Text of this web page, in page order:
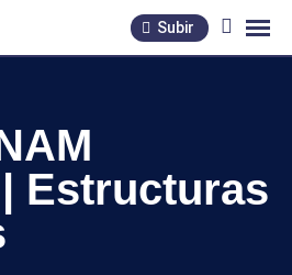
Subir
Estructuras